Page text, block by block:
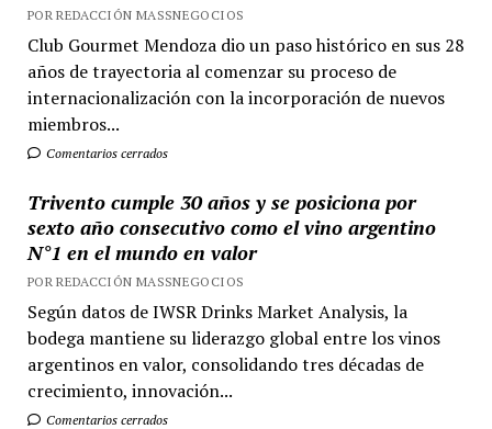
POR REDACCIÓN MASSNEGOCIOS
Club Gourmet Mendoza dio un paso histórico en sus 28
años de trayectoria al comenzar su proceso de
internacionalización con la incorporación de nuevos
miembros...
Comentarios cerrados
Trivento cumple 30 años y se posiciona por
sexto año consecutivo como el vino argentino
N°1 en el mundo en valor
POR REDACCIÓN MASSNEGOCIOS
Según datos de IWSR Drinks Market Analysis, la
bodega mantiene su liderazgo global entre los vinos
argentinos en valor, consolidando tres décadas de
crecimiento, innovación...
Comentarios cerrados